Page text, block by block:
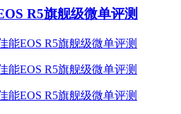
R5旗舰级微单评测